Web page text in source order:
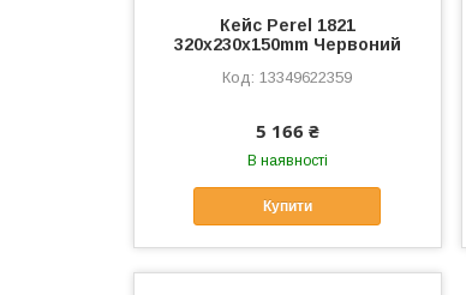
Кейс Perel 1821
320x230x150mm Червоний
13349622359
5 166 ₴
В наявності
Купити